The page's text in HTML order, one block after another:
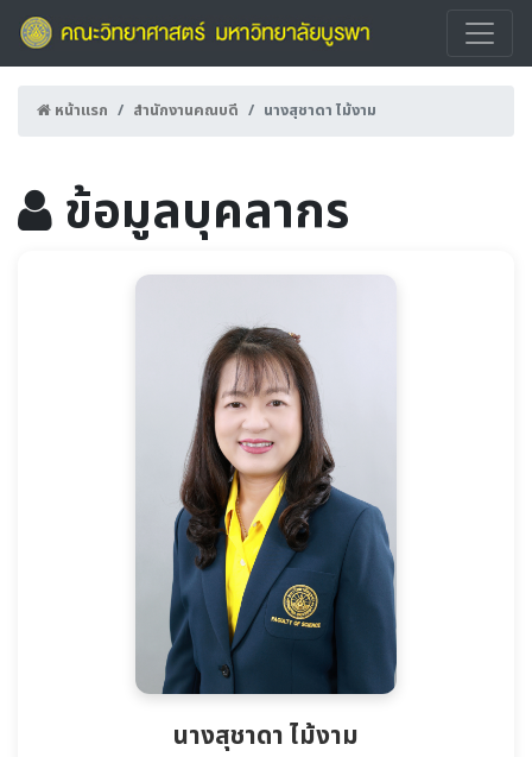
หน้าแรก สำนักงานคณบดี นางสุชาดา ไม้งาม
ข้อมูลบุคลากร
นางสุชาดา ไม้งาม